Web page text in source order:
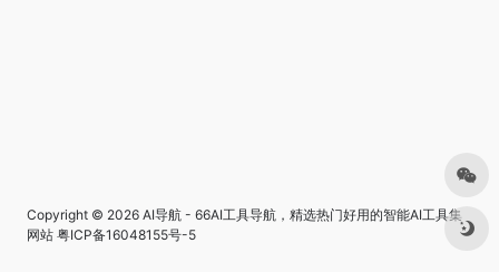
Copyright © 2026 AI导航 - 66AI工具导航，精选热门好用的智能AI工具集
网站 粤ICP备16048155号-5